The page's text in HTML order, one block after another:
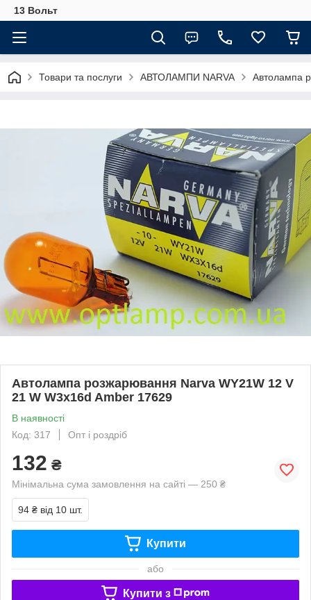
13 Вольт
Товари та послуги АВТОЛАМПИ NARVA Автолампа
Автолампа розжарювання Narva WY21W 12 V
21 W W3x16d Amber 17629
В наявності
Код: 317
Опт і роздріб
132 ₴
Мінімальна сума замовлення на сайті — 250 ₴
94 ₴ від 10 шт.
Купити
або
Купити з